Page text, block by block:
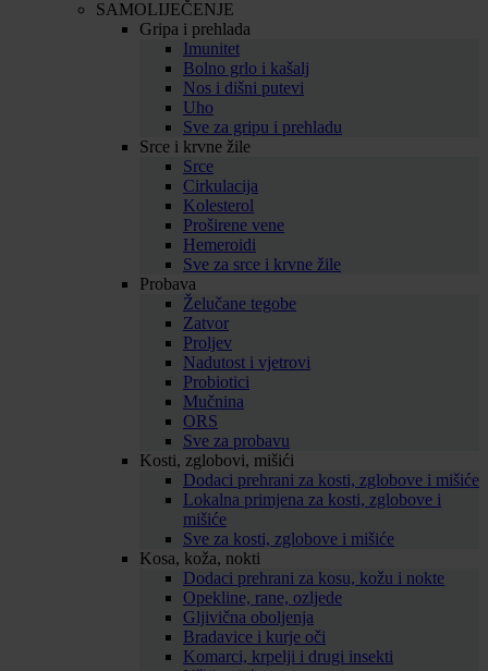
SAMOLIJEČENJE
Gripa i prehlada
Imunitet
Bolno grlo i kašalj
Nos i dišni putevi
Uho
Sve za gripu i prehladu
Srce i krvne žile
Srce
Cirkulacija
Kolesterol
Proširene vene
Hemeroidi
Sve za srce i krvne žile
Probava
Želučane tegobe
Zatvor
Proljev
Nadutost i vjetrovi
Probiotici
Mučnina
ORS
Sve za probavu
Kosti, zglobovi, mišići
Dodaci prehrani za kosti, zglobove i mišiće
Lokalna primjena za kosti, zglobove i
mišiće
Sve za kosti, zglobove i mišiće
Kosa, koža, nokti
Dodaci prehrani za kosu, kožu i nokte
Opekline, rane, ozljede
Gljivična oboljenja
Bradavice i kurje oči
Komarci, krpelji i drugi insekti